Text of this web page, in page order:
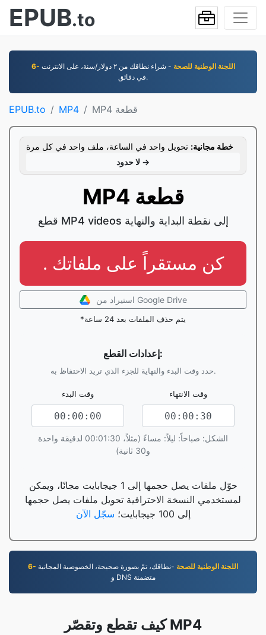
EPUB.to
6- اللجنة الوطنية للصحة
- شراء نطاقك من ٢ دوﻻر/سنة، على اﻻنترنت
في دقائق.
EPUB.to MP4 MP4 قطعة
خطة مجانية: تحويل واحد في الساعة، ملف واحد في كل مرة
لا حدود →
MP4 قطعة
قطع MP4 videos إلى نقطة البداية والنهاية
. كن مستقراً على ملفاتك
استيراد من Google Drive
*يتم حذف الملفات بعد 24 ساعة
إعدادات القطع:
حدد وقت البدء والنهاية للجزء الذي تريد الاحتفاظ به.
وقت البدء وقت الانتهاء
الشكل: صباحاً: ليلاً: مساءً (مثلاً، 00:01:30 لدقيقة واحدة
و30 ثانية)
حوّل ملفات يصل حجمها إلى 1 جيجابايت مجانًا، ويمكن
لمستخدمي النسخة الاحترافية تحويل ملفات يصل حجمها
إلى 100 جيجابايت؛
سجّل الآن
6- اللجنة الوطنية للصحة -نطاقك، تمّ بصورة صحيحة، الخصوصية المجانية
و DNS متضمنة
كيف تقطع وتقصّر MP4